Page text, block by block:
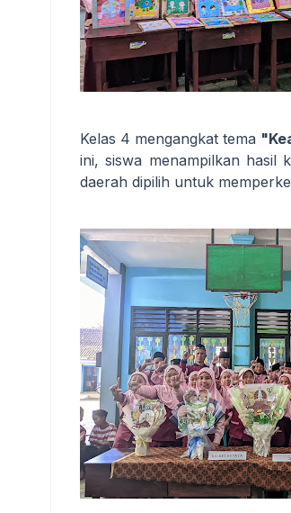
Kelas 4 mengangkat tema
ini, siswa menampilkan hasil
daerah dipilih untuk